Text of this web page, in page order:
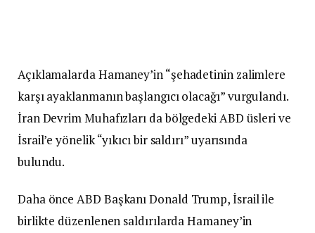
Açıklamalarda Hamaney’in “şehadetinin zalimlere
karşı ayaklanmanın başlangıcı olacağı” vurgulandı.
İran Devrim Muhafızları da bölgedeki ABD üsleri ve
İsrail’e yönelik “yıkıcı bir saldırı” uyarısında
bulundu.
Daha önce ABD Başkanı Donald Trump, İsrail ile
birlikte düzenlenen saldırılarda Hamaney’in